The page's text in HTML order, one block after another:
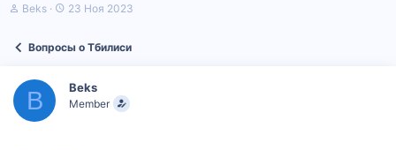
А
т
м
ы
Beks
Д
а
ч
а
23 Ноя 2023
Вопросы о Тбилиси
B Beks
Member